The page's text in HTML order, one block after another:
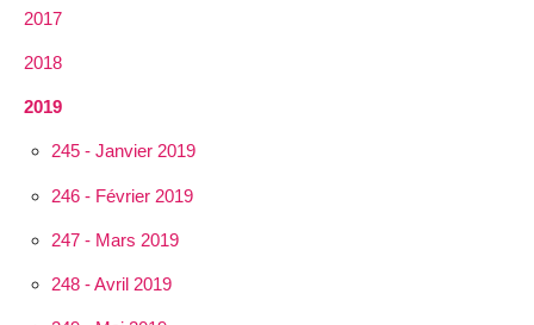
2017
2018
2019
245 - Janvier 2019
246 - Février 2019
247 - Mars 2019
248 - Avril 2019